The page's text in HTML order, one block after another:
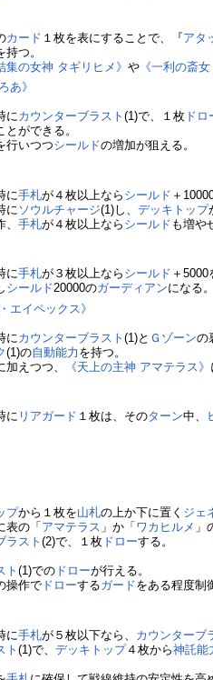
カード １枚を表にすることで、『アタ
持つ。
集の女神 タギリヒメ》や 《一利の斎
あ》
にカウンターブラスト(1)で、１枚 ドロ
とができる。
行いつつシールドの増加が狙える。
に手札が４枚以上なら シールド ＋
に ソウルチャージ(1)し、デッキトップ
、手札が４枚以上なら シールド も増や
に手札が３枚以上なら シールド ＋5000
シールド20000のガーディアンになる。
エイペックス》
にカウンターブラスト(1)と Ｇゾーンの
(1)の自動能力 を持つ。
加えつつ、 《天上の主神 アマテラス》
に リアガード １枚は、そのターン中、
プから１枚を山札の上か下に置く ジェ
表の「 アマテラス 」か「 ワカヒルメ 」
ラスト(2)で、１枚 ドローする。
ト(1)での ドローが行える。
操作で ドローするガードをある程度制
に手札が５枚以下なら、 カウンターブ
ト(1)で、デッキトップ４枚から神託能